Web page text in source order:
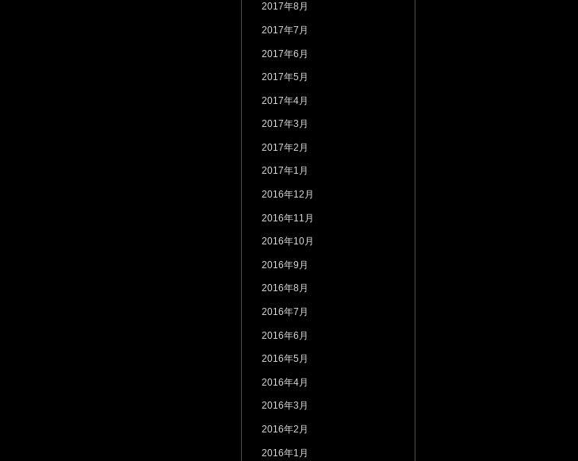
2017年8月
2017年7月
2017年6月
2017年5月
2017年4月
2017年3月
2017年2月
2017年1月
2016年12月
2016年11月
2016年10月
2016年9月
2016年8月
2016年7月
2016年6月
2016年5月
2016年4月
2016年3月
2016年2月
2016年1月